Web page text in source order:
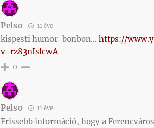
Pelso 11 éve
kispesti humor-bonbon… https://
v=rz83nIslcwA
0
Pelso 11 éve
Frissebb információ, hogy a